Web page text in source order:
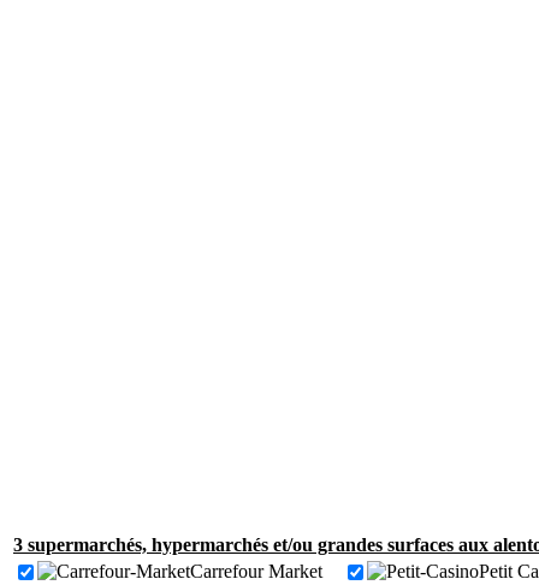
3 supermarchés, hypermarchés et/ou grandes surfaces aux
Carrefour Market
Petit